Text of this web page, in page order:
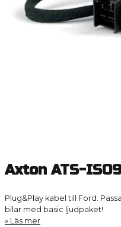
Axton ATS-
Plug&Play kabel till Ford.
bilar med basic ljudpaket!
Läs mer